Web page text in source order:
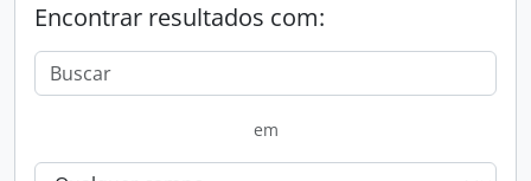
Encontrar resultados com:
em